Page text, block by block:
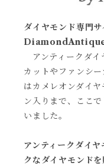
ダイヤモンド専門サ
アンティークダイ
カットやファンシ
はカメレオンダイ
ン入りまで、ここ
いました。
アンティークダイ
クなダイヤモンド